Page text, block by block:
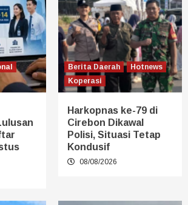
Berita Daerah
Hotnews
Koperasi
Harkopnas ke-79 di
Cirebon Dikawal
Polisi, Situasi Tetap
Kondusif
08/08/2026